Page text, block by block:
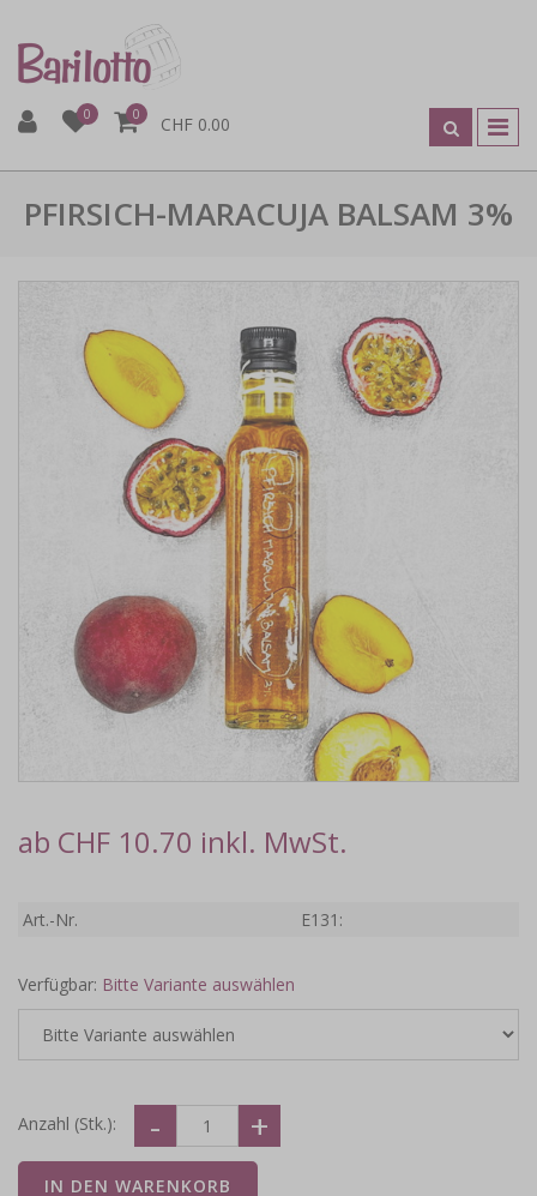
0 0 CHF 0.00
PFIRSICH-MARACUJA BALSAM 3%
ab CHF 10.70 inkl. MwSt.
Art.-Nr. E131:
Verfügbar: Bitte Variante auswählen
Anzahl (Stk.):